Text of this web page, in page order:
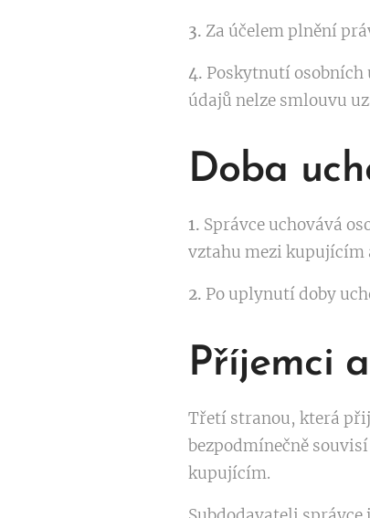
3. Za účelem plnění
4. Poskytnutí osobních
údajů nelze smlouvu
Doba
1. Správce uchovává
vztahu mezi kupujícím
2. Po uplynutí doby
Příjemci
Třetí stranou, která
bezpodmínečně
kupujícím.